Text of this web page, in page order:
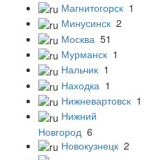
Магнитогорск 1
Минусинск 2
Москва 51
Мурманск 1
Нальчик 1
Находка 1
Нижневартовск 1
Нижний
Новгород 6
Новокузнецк 2